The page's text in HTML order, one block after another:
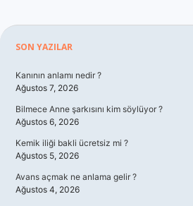
Sidebar
SON YAZILAR
Kanının anlamı nedir ?
Ağustos 7, 2026
Bilmece Anne şarkısını kim söylüyor ?
Ağustos 6, 2026
Kemik iliği bakli ücretsiz mi ?
Ağustos 5, 2026
Avans açmak ne anlama gelir ?
Ağustos 4, 2026